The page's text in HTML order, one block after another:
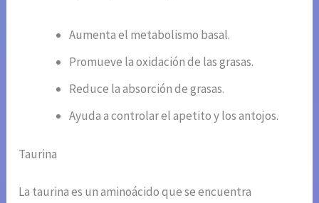
Aumenta el metabolismo basal.
Promueve la oxidación de las grasas.
Reduce la absorción de grasas.
Ayuda a controlar el apetito y los antojos.
Taurina
La taurina es un aminoácido que se encuentra